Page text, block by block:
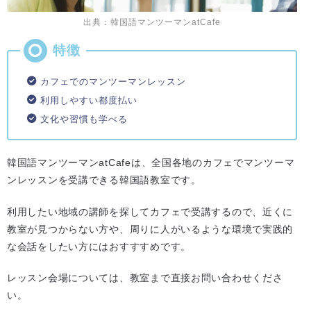
出典：韓国語マンツーマンatCafe
カフェでのマンツーマンレッスン
利用しやすい都度払い
文化や習慣も学べる
韓国語マンツーマンatCafeは、全国各地のカフェでマンツーマ
ンレッスンを受講できる韓国語教室です。
利用したい地域の講師を探してカフェで受講するので、近くに
教室が見つからない方や、周りに人がいるような環境で実践的
な会話をしたい方にはおすすすめです。
レッスン会場については、教室まで直接お問い合わせくださ
い。